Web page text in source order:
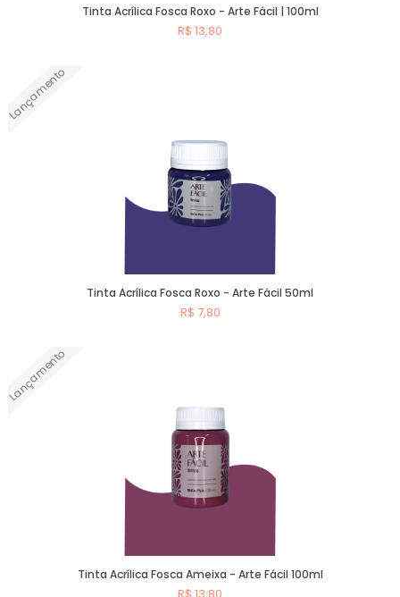
Tinta Acrílica Fosca Roxo - Arte Fácil | 100ml
R$ 13,80
Lançamento
Tinta Acrílica Fosca Roxo - Arte Fácil 50ml
R$ 7,80
Lançamento
Tinta Acrílica Fosca Ameixa - Arte Fácil 100ml